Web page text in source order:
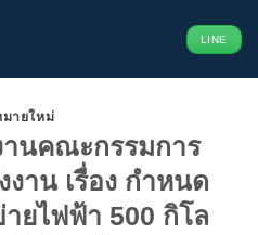
LINE
มายใหม่
นคณะกรรมการ
าน เรื่อง กำหนด
ยไฟฟ้า 500 กิโล